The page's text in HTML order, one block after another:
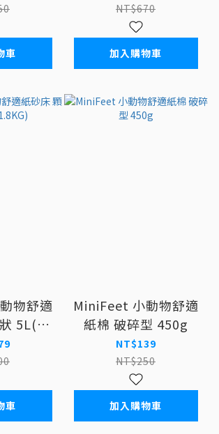
車
NT$670
加入購物車
物舒適
5L(約
車
MiniFeet 小動物舒適
紙棉 破碎型 450g
NT$139
NT$250
加入購物車